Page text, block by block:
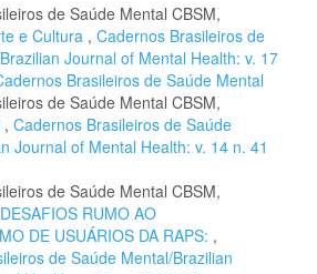
de Saúde Mental CBSM,
e Cultura , Cadernos Brasileiros de
Journal of Mental Health: v. 17
Brasileiros de Saúde Mental
de Saúde Mental CBSM,
, Cadernos Brasileiros de Saúde
Journal of Mental Health: v. 14 n. 41
de Saúde Mental CBSM,
RUMO AO
DE USUÁRIOS DA RAPS: ,
de Saúde Mental/Brazilian